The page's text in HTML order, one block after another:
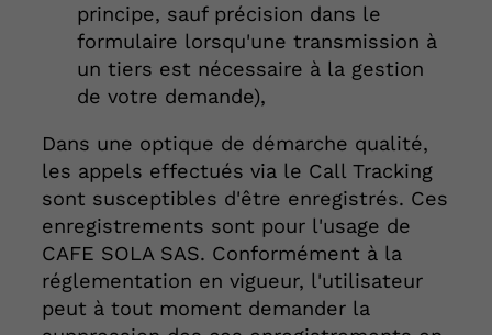
principe, sauf précision dans le
formulaire lorsqu'une transmission à
un tiers est nécessaire à la gestion
de votre demande),
Dans une optique de démarche qualité,
les appels effectués via le Call Tracking
sont susceptibles d'être enregistrés. Ces
enregistrements sont pour l'usage de
CAFE SOLA SAS. Conformément à la
réglementation en vigueur, l'utilisateur
peut à tout moment demander la